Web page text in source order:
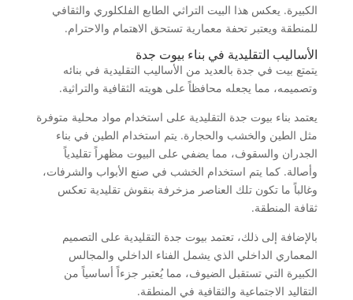
الكبيرة. يعكس هذا البيت التراثي الطابع الفلكلوري والثقافي
للمنطقة ويعتبر تحفة معمارية تستحق الاهتمام والاحترام.
الأساليب التقليدية في بناء بيوت جدة
يتمتع بيت في جدة بالعديد من الأساليب التقليدية في بنائه
وتصميمه، مما يجعله محافظاً على هويته الثقافية والتراثية.
يعتمد بناء بيوت جدة التقليدية على استخدام مواد محلية متوفرة
مثل الطين والخشب والحجارة. يتم استخدام الطين في بناء
الجدران والسقوف، مما يضفي على البيوت مظهراً تقليدياً
وأصالة. كما يتم استخدام الخشب في صنع الأبواب والشرفات،
وغالباً ما تكون تلك العناصر مزخرفة بنقوش تقليدية تعكس
ثقافة المنطقة.
بالإضافة إلى ذلك، تعتمد بيوت جدة التقليدية على التصميم
المعماري الداخلي الذي يشمل الفناء الداخلي والمجالس
الكبيرة التي تستقبل الضيوف، مما يُعتبر جزءاً أساسياً من
التقاليد الاجتماعية والثقافية في المنطقة.